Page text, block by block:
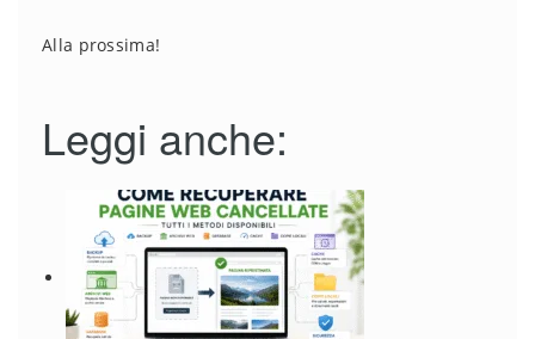
Alla prossima!
Leggi anche: